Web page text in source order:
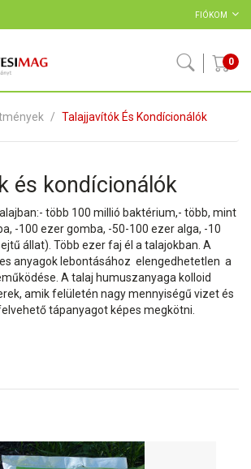
FIÓKOM
0
Talajjavítók És Kondícionálók
és kondícionálók
több 100 millió baktérium,- több, mint
-100 ezer gomba, -50-100 ezer alga, -10
állat). Több ezer faj él a talajokban. A
anyagok lebontásához elengedhetetlen a
A talaj humuszanyaga kolloid
amik felületén nagy mennyiségű vizet és
tápanyagot képes megkötni.